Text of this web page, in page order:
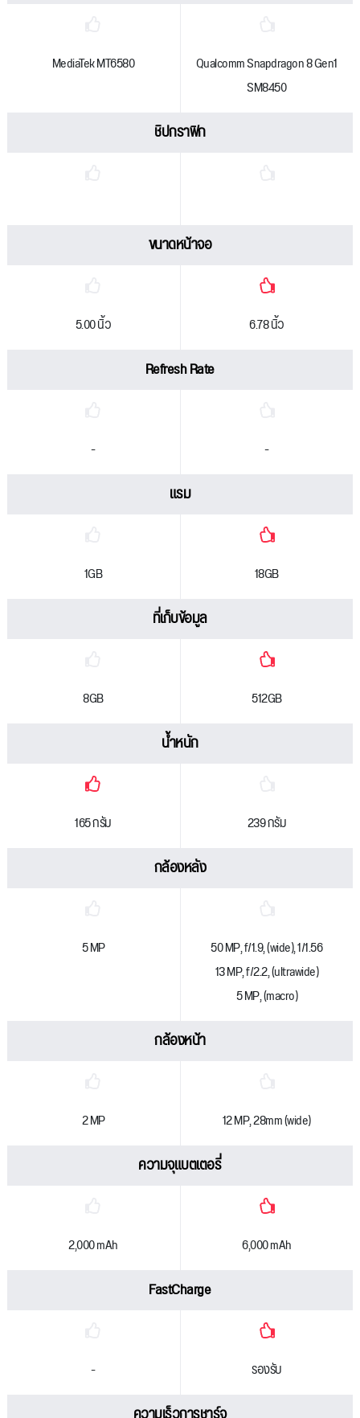
MediaTek MT6580
Qualcomm Snapdragon 8 Gen1
SM8450
ชิปกราฟิก
ขนาดหน้าจอ
5.00 นิ้ว 6.78 นิ้ว
Refresh Rate
- -
แรม
1GB 18GB
ที่เก็บข้อมูล
8GB 512GB
น้ำหนัก
165 กรัม 239 กรัม
กล้องหลัง
5 MP
50 MP, f/1.9, (wide), 1/1.56
13 MP, f/2.2, (ultrawide)
5 MP, (macro)
กล้องหน้า
2 MP 12 MP, 28mm (wide)
ความจุแบตเตอรี่
2,000 mAh 6,000 mAh
FastCharge
- รองรับ